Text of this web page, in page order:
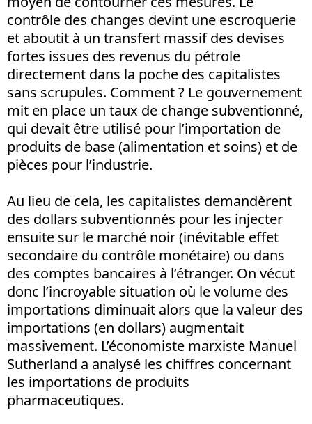
contrôle des changes devint une escroquerie
et aboutit à un transfert massif des devises
fortes issues des revenus du pétrole
directement dans la poche des capitalistes
sans scrupules. Comment ? Le gouvernement
mit en place un taux de change subventionné,
qui devait être utilisé pour l’importation de
produits de base (alimentation et soins) et de
pièces pour l’industrie.
Au lieu de cela, les capitalistes demandèrent
des dollars subventionnés pour les injecter
ensuite sur le marché noir (inévitable effet
secondaire du contrôle monétaire) ou dans
des comptes bancaires à l’étranger. On vécut
donc l’incroyable situation où le volume des
importations diminuait alors que la valeur des
importations (en dollars) augmentait
massivement. L’économiste marxiste Manuel
Sutherland a analysé les chiffres concernant
les importations de produits
pharmaceutiques.